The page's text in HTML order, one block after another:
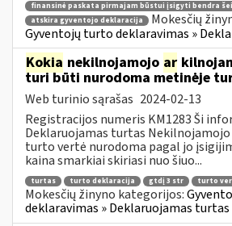
finansinė paskata pirmajam būstui įsigyti bendra
atskira gyventojo deklaracija
Mokesčių
Gyventojų turto deklaravimas »
Kokia nekilnojamojo ar
turi būti nurodoma metinėje
Web turinio sąrašas 2024-02-13
Registracijos numeris KM1283 Ši
Deklaruojamas turtas
turto vertė nurodoma pagal jo
kaina smarkiai skiriasi nuo šiuo...
turtas turto deklaracija gtdį 3 str turto
Mokesčių žinyno kategorijos:
deklaravimas » Deklaruojamas turtas